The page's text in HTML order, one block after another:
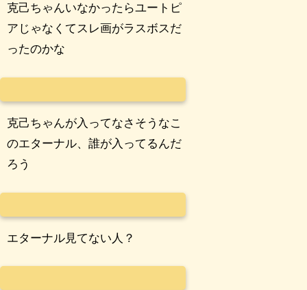
克己ちゃんいなかったらユートピ
アじゃなくてスレ画がラスボスだ
ったのかな
克己ちゃんが入ってなさそうなこ
のエターナル、誰が入ってるんだ
ろう
エターナル見てない人？